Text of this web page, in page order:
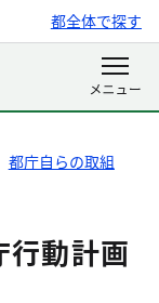
都全体で探す
都庁自らの取組
行動計画